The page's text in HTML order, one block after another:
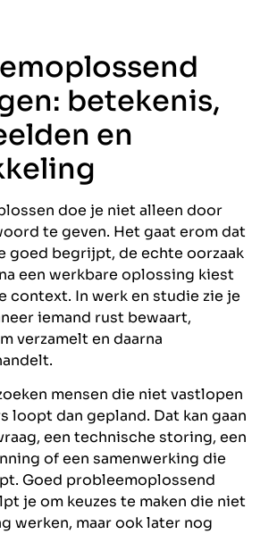
betekenis,
en
doe je niet alleen door
te geven. Het gaat erom dat
goed begrijpt, de echte oorzaak
een werkbare oplossing kiest
context. In werk en studie zie je
iemand rust bewaart,
verzamelt en daarna
mensen die niet vastlopen
loopt dan gepland. Dat kan gaan
een technische storing, een
of een samenwerking die
Goed probleemoplossend
je om keuzes te maken die niet
werken, maar ook later nog